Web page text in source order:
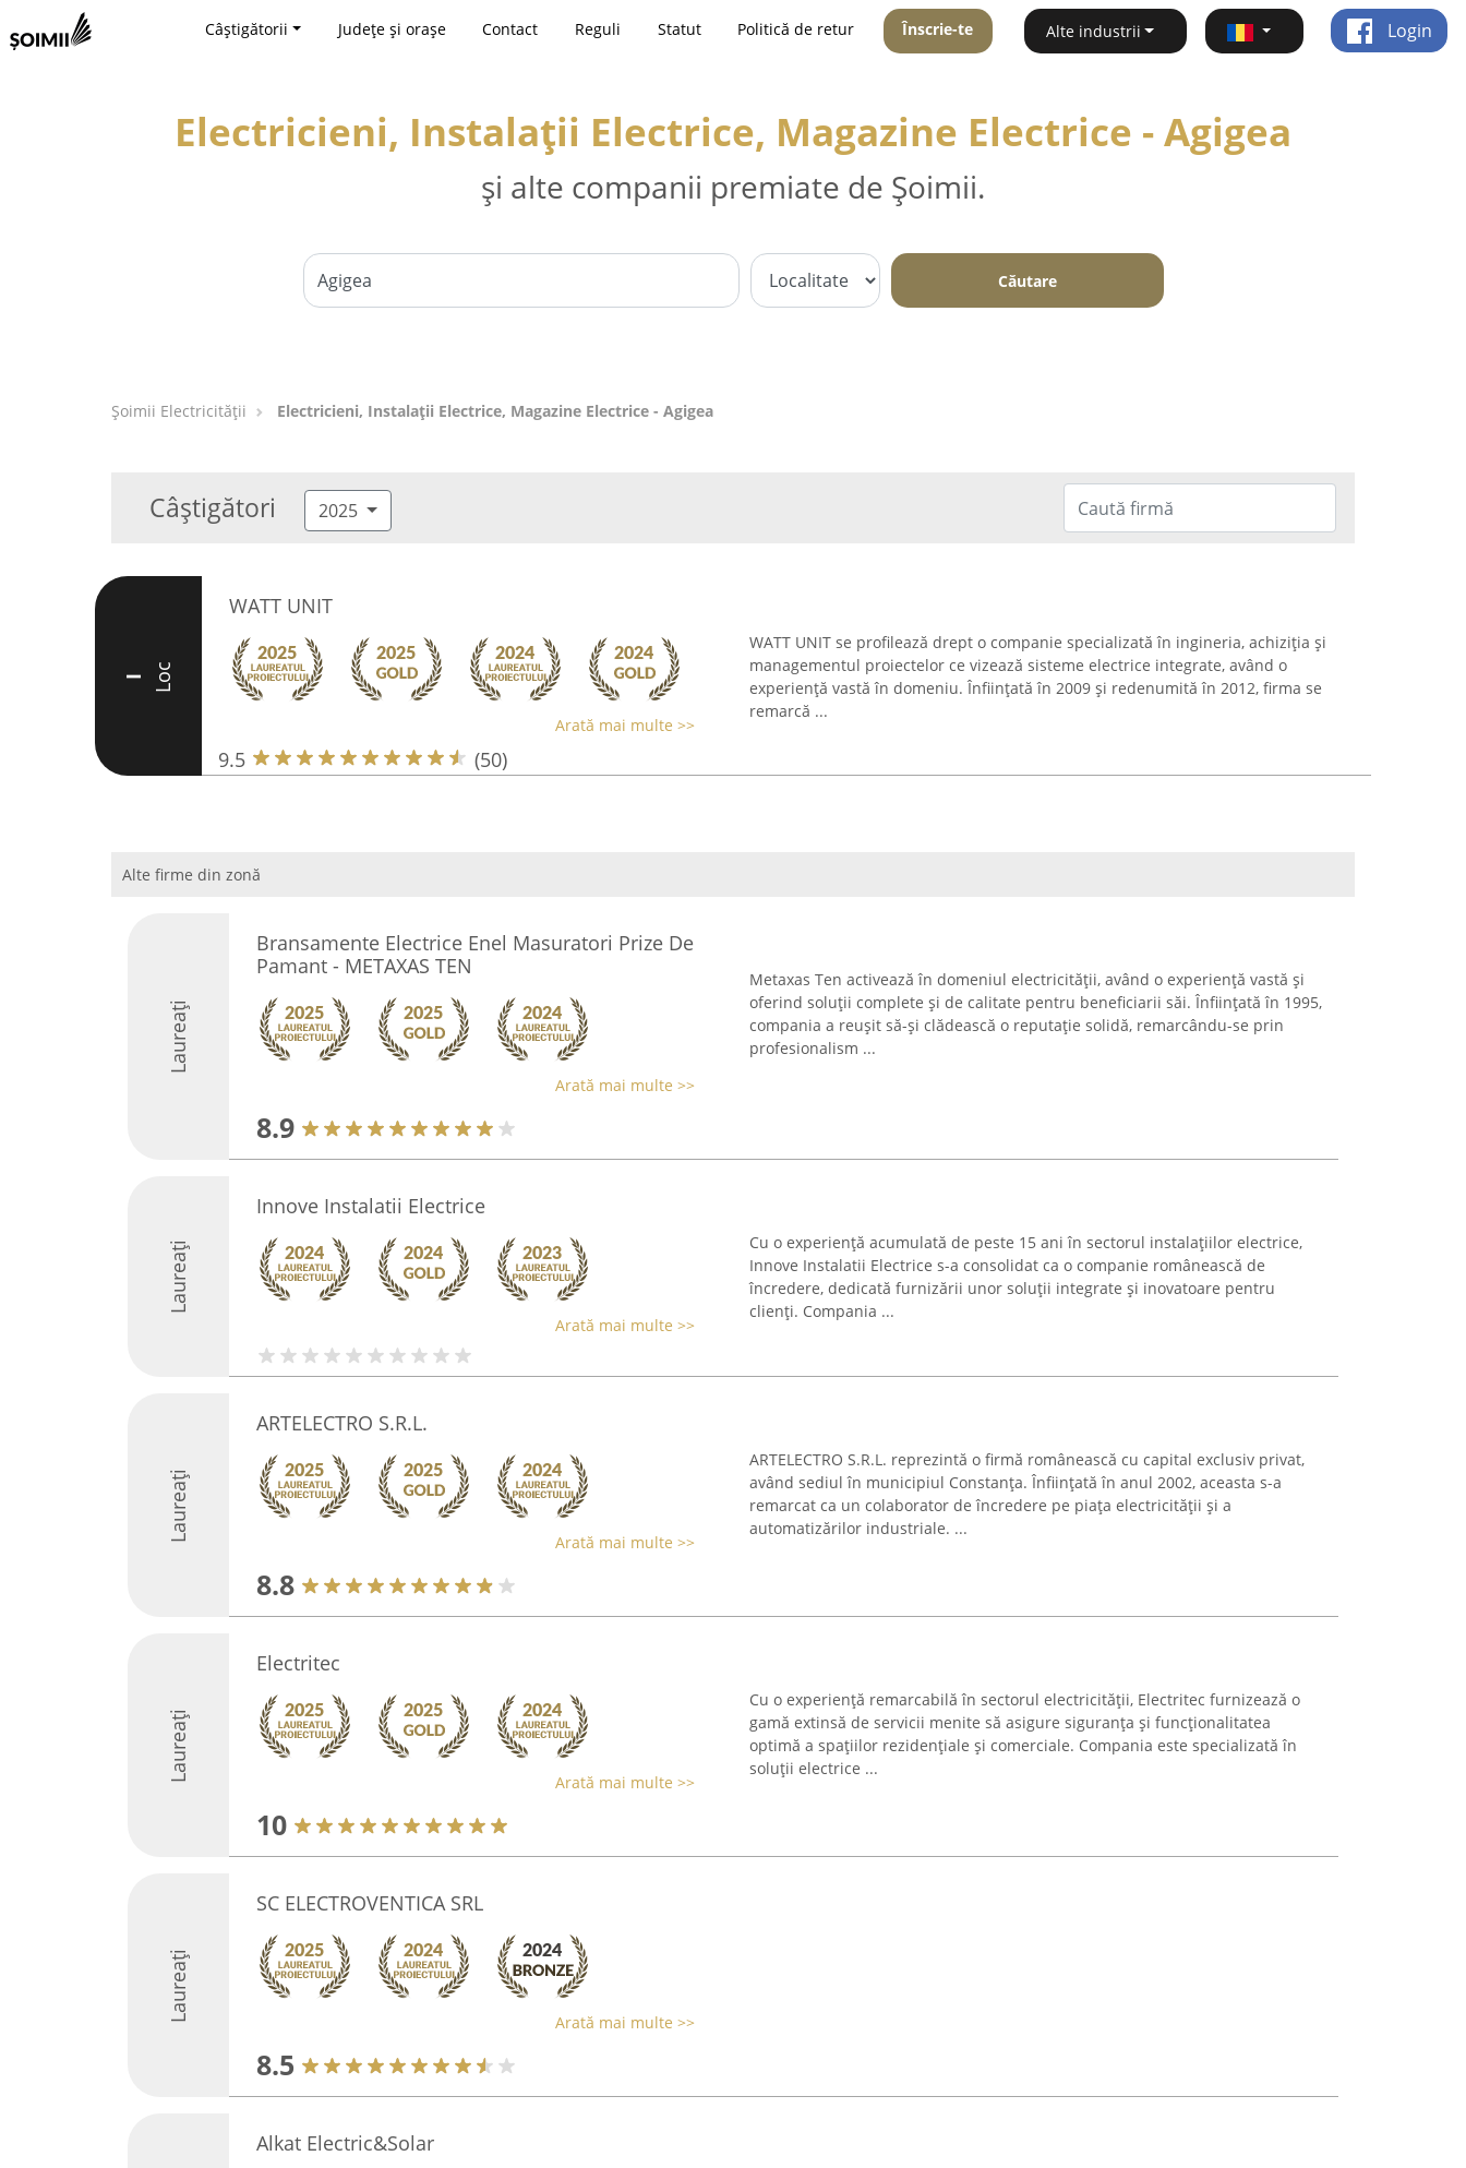
Câștigătorii Județe și orașe Contact Reguli Statut Politică de retur Înscrie-te Alte industrii Login
Electricieni, Instalații Electrice, Magazine Electrice - Agigea
și alte companii premiate de Șoimii.
Căutare
Șoimii Electricității Electricieni, Instalații Electrice, Magazine Electrice - Agigea
Câștigători 2025
I Loc
WATT UNIT
Arată mai multe >>
9.5 (50)
WATT UNIT se profilează drept o companie specializată în ingineria, achiziția și
managementul proiectelor ce vizează sisteme electrice integrate, având o
experiență vastă în domeniu. Înființată în 2009 și redenumită în 2012, firma se
remarcă ...
Alte firme din zonă
Laureați
Bransamente Electrice Enel Masuratori Prize De
Pamant - METAXAS TEN
Arată mai multe >>
8.9
Metaxas Ten activează în domeniul electricității, având o experiență vastă și
oferind soluții complete și de calitate pentru beneficiarii săi. Înființată în 1995,
compania a reușit să-și clădească o reputație solidă, remarcându-se prin
profesionalism ...
Laureați
Innove Instalatii Electrice
Arată mai multe >>
Cu o experiență acumulată de peste 15 ani în sectorul instalațiilor electrice,
Innove Instalatii Electrice s-a consolidat ca o companie românească de
încredere, dedicată furnizării unor soluții integrate și inovatoare pentru
clienți. Compania ...
Laureați
ARTELECTRO S.R.L.
Arată mai multe >>
8.8
ARTELECTRO S.R.L. reprezintă o firmă românească cu capital exclusiv privat,
având sediul în municipiul Constanța. Înființată în anul 2002, aceasta s-a
remarcat ca un colaborator de încredere pe piața electricității și a
automatizărilor industriale. ...
Laureați
Electritec
Arată mai multe >>
10
Cu o experiență remarcabilă în sectorul electricității, Electritec furnizează o
gamă extinsă de servicii menite să asigure siguranța și funcționalitatea
optimă a spațiilor rezidențiale și comerciale. Compania este specializată în
soluții electrice ...
Laureați
SC ELECTROVENTICA SRL
Arată mai multe >>
8.5
Alkat Electric&Solar